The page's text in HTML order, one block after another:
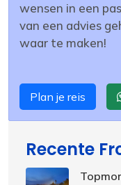
wensen in een
van een advies
waar te maken!
Plan je reis
Recente